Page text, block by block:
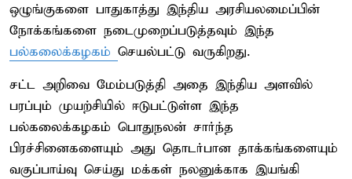
ஒழுங்குகளை பாதுகாத்து இந்திய அரசியலமைப்பின்
நோக்கங்களை நடைமுறைப்படுத்தவும் இந்த
பல்கலைக்கழகம் செயல்பட்டு வருகிறது.
சட்ட அறிவை மேம்படுத்தி அதை இந்திய அளவில்
பரப்பும் முயற்சியில் ஈடுபட்டுள்ள இந்த
பல்கலைக்கழகம் பொதுநலன் சார்ந்த
பிரச்சினைகளையும் அது தொடர்பான தாக்கங்களையும்
வகுப்பாய்வு செய்து மக்கள் நலனுக்காக இயங்கி